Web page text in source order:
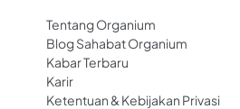
Tentang Organium
Blog Sahabat Organium
Kabar Terbaru
Karir
Ketentuan & Kebijakan Privasi